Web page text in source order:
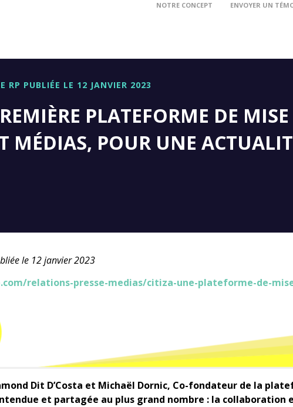
NOTRE CONCEPT ENVOYER UN
RP PUBLIÉE LE 12 JANVIER 2023
PLATEFORME DE
MÉDIAS, POUR UNE
le 12 janvier 2023
relations-presse-medias/citiza-une-plateforme-de-
Dit D’Costa et Michaël Dornic, Co-fondateur de la
et partagée au plus grand nombre : la